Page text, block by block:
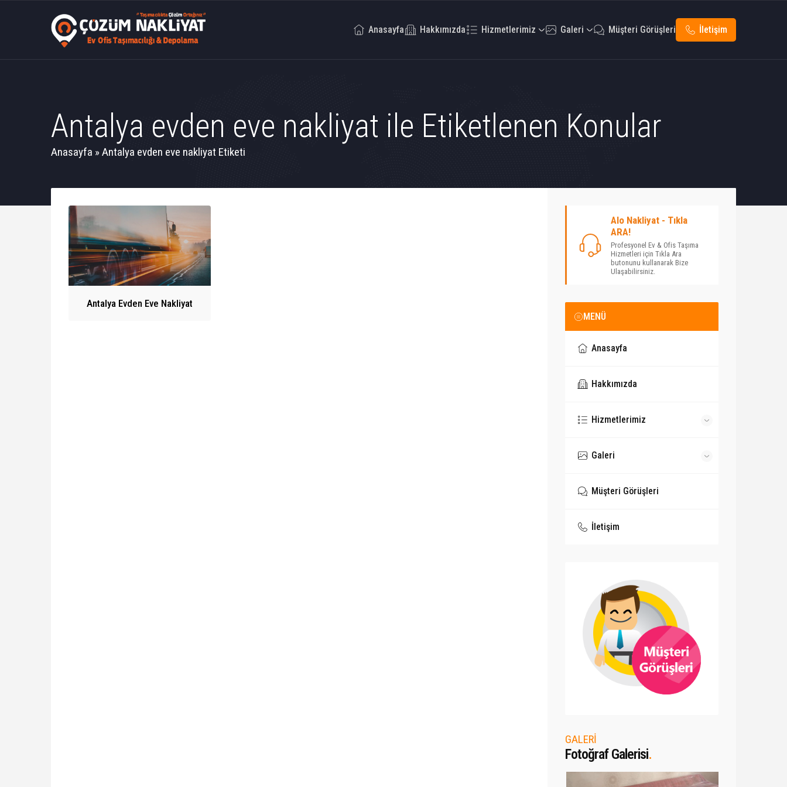
Anasayfa Hakkımızda Hizmetlerimiz Galeri Müşteri Görüşleri İletişim
Antalya evden eve nakliyat ile Etiketlenen Konular
Anasayfa »Antalya evden eve nakliyat Etiketi
Antalya Evden Eve Nakliyat
Alo Nakliyat - Tıkla
ARA!
Profesyonel Ev & Ofis Taşıma
Hizmetleri için Tıkla Ara
butonunu kullanarak Bize
Ulaşabilirsiniz.
MENÜ
Anasayfa
Hakkımızda
Hizmetlerimiz
Galeri
Müşteri Görüşleri
İletişim
GALERİ
Fotoğraf Galerisi.